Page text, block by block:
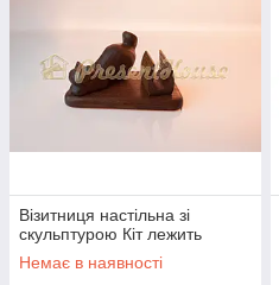
Візитниця настільна зі
скульптурою Кіт лежить
Немає в наявності